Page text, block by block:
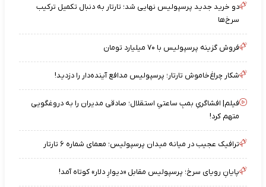
دو خرید جدید پرسپولیس نهایی شد؛ تارتار به دنبال تکمیل ترکیب
سرخ‌ها
فروش گزینه پرسپولیس با ۷۰ میلیارد تومان
شکار چراغ‌خاموش تارتار؛ پرسپولیس مدافع آینده‌دار را دزدید!
فیلم| افشاگریِ بمبِ ساعتیِ استقلال؛ صادقی مدیران را به دروغگویی
متهم کرد!
ترافیک عجیب در میانه میدان پرسپولیس؛ معمای شماره ۶ تارتار
پایانِ رویای سرخ؛ پرسپولیس مقابل «دیوارِ دلار» کوتاه آمد!